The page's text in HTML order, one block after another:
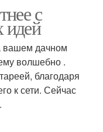
с
вашем дачном
волшебно .
благодаря
к сети. Сейчас